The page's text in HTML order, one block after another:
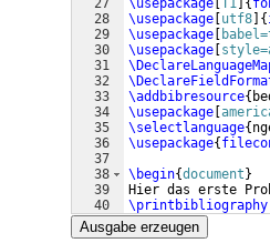
27
28
29
30
31
32
33
34
35
36
37
38
39
40
41
\usepackage T1 {
\usepackage utf8 {
\usepackage
\usepackage
\addbibresource{
\usepackage
\selectlanguage{
\usepackage{
\begin{document }
Hier das erste
\printbibliography
\end{document
Ausgabe erzeugen